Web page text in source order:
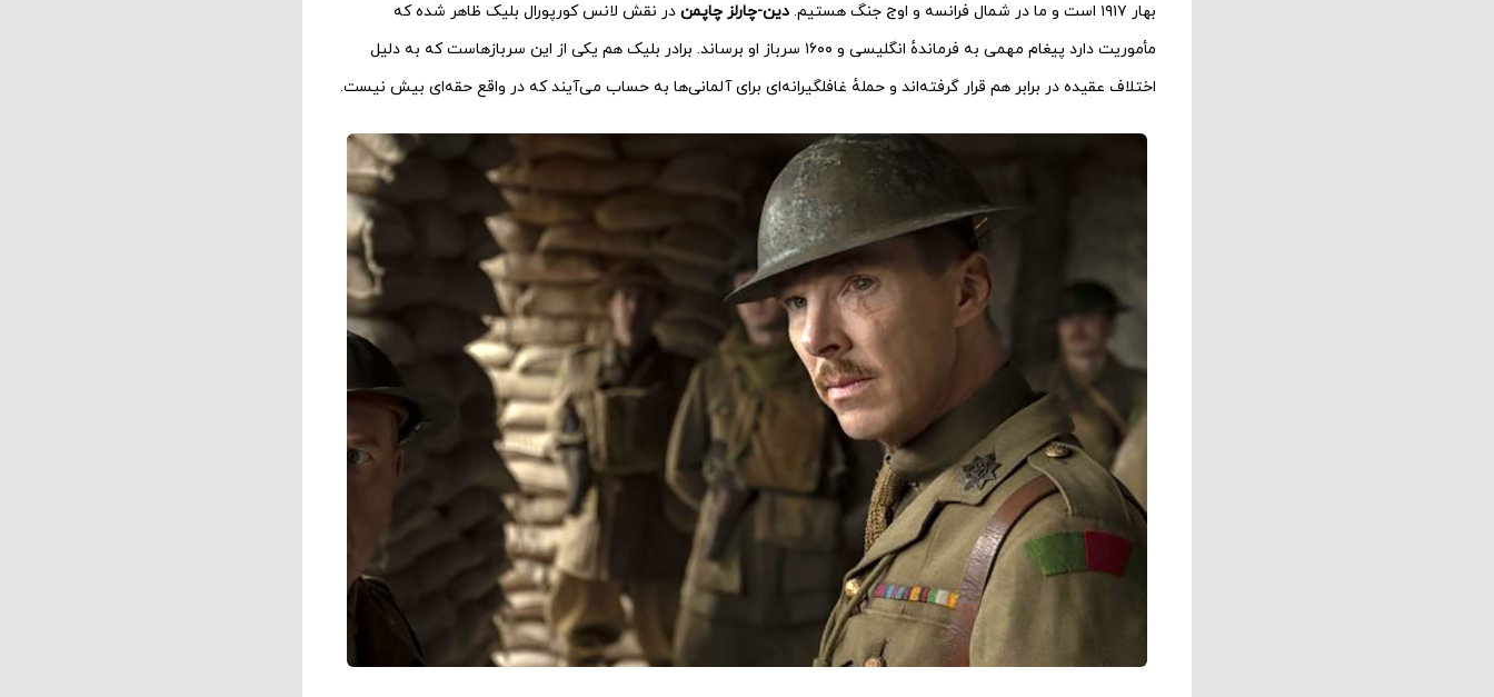
بهار ۱۹۱۷ است و ما در شمال فرانسه و اوج جنگ هستیم.
دین-چارلز چاپمن در نقش لانس کورپورال بلیک ظاهر شده که
مأموریت دارد پیغام مهمی به فرماندهٔ انگلیسی و ۱۶۰۰ سرباز او برساند. برادر بلیک هم یکی از این سربازهاست که به دلیل
اختلاف عقیده در برابر هم قرار گرفته‌اند و حملهٔ غافلگیرانه‌ای برای آلمانی‌ها به حساب می‌آیند که در واقع حقه‌ای بیش نیست.